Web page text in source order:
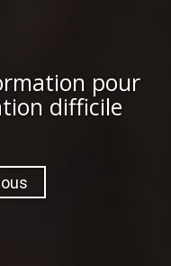
pour
difficile